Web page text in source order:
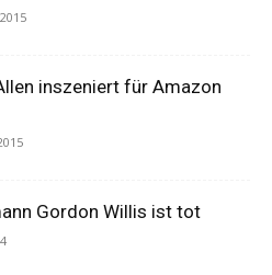
inszeniert für Amazon
Gordon Willis ist tot